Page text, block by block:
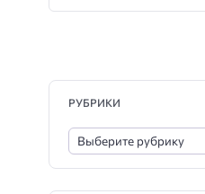
РУБРИКИ